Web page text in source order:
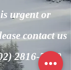
urgent or
contact us
2816-7600